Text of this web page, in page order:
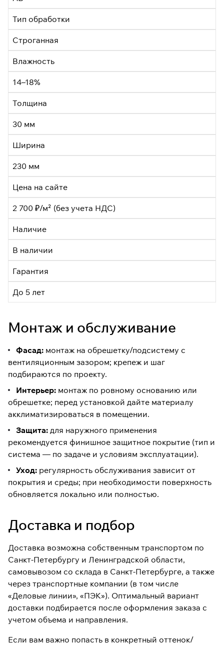
Тип обработки
Строганная
Влажность
14–18%
Толщина
30 мм
Ширина
230 мм
Цена на сайте
2 700 ₽/м² (без учета НДС)
Наличие
В наличии
Гарантия
До 5 лет
Монтаж и обслуживание
Фасад: монтаж на обрешетку/подсистему с
вентиляционным зазором; крепеж и шаг
подбираются по проекту.
Интерьер: монтаж по ровному основанию или
обрешетке; перед установкой дайте материалу
акклиматизироваться в помещении.
Защита: для наружного применения
рекомендуется финишное защитное покрытие (тип и
система — по задаче и условиям эксплуатации).
Уход: регулярность обслуживания зависит от
покрытия и среды; при необходимости поверхность
обновляется локально или полностью.
Доставка и подбор
Доставка возможна собственным транспортом по
Санкт-Петербургу и Ленинградской области,
самовывозом со склада в Санкт-Петербурге, а также
через транспортные компании (в том числе
«Деловые линии», «ПЭК»). Оптимальный вариант
доставки подбирается после оформления заказа с
учетом объема и направления.
Если вам важно попасть в конкретный оттенок/